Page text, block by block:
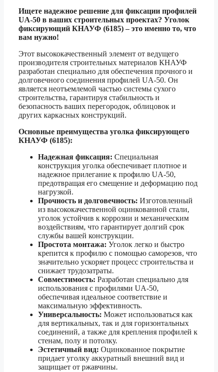
Ищете надежное решение для фиксации профилей
UA-50 в ваших строительных проектах? Уголок
фиксирующий КНАУФ (6185) – это именно то, что
вам нужно!
Этот высококачественный элемент от ведущего
производителя строительных материалов КНАУФ
разработан специально для обеспечения прочного и
долговечного соединения профилей UA-50. Он
является неотъемлемой частью системы сухого
строительства, гарантируя стабильность и
безопасность ваших перегородок, облицовок и
других каркасных конструкций.
Основные преимущества уголка фиксирующего
КНАУФ (6185):
Надежная фиксация: Специальная
конструкция уголка обеспечивает плотное и
надежное прилегание к профилю UA-50,
предотвращая его смещение и деформацию под
нагрузкой.
Прочность и долговечность: Изготовленный
из высококачественной оцинкованной стали,
уголок устойчив к коррозии и механическим
воздействиям, что гарантирует долгий срок
службы вашей конструкции.
Простота монтажа: Уголок легко и быстро
крепится к профилю с помощью саморезов, что
значительно ускоряет процесс строительства и
снижает трудозатраты.
Совместимость: Разработан специально для
использования с профилями UA-50,
обеспечивая идеальное соответствие и
максимальную эффективность.
Универсальность: Может использоваться как
для вертикальных, так и для горизонтальных
соединений, а также для крепления профилей к
стенам, полу и потолку.
Эстетичный вид: Оцинкованное покрытие
придает уголку аккуратный внешний вид и
защищает от ржавчины.